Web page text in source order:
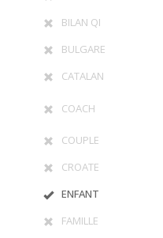
BILAN QI
BULGARE
CATALAN
COACH
COUPLE
CROATE
ENFANT
FAMILLE